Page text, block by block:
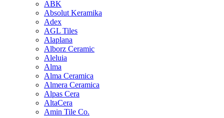
ABK
Absolut Keramika
Adex
AGL Tiles
Alaplana
Alborz Ceramic
Aleluia
Alma
Alma Ceramica
Almera Ceramica
Alpas Cera
AltaCera
Amin Tile Co.